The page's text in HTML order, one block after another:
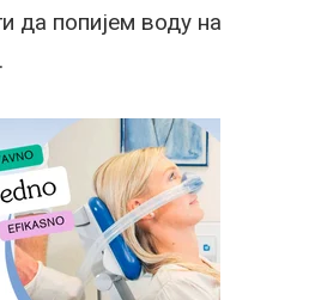
да попијем воду на